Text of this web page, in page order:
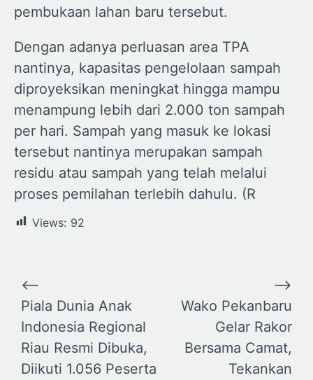
pembukaan lahan baru tersebut.
Dengan adanya perluasan area TPA
nantinya, kapasitas pengelolaan sampah
diproyeksikan meningkat hingga mampu
menampung lebih dari 2.000 ton sampah
per hari. Sampah yang masuk ke lokasi
tersebut nantinya merupakan sampah
residu atau sampah yang telah melalui
proses pemilahan terlebih dahulu. (R
Views: 92
Navigasi
pos
⟵
Piala Dunia Anak
Indonesia Regional
Riau Resmi Dibuka,
Diikuti 1.056 Peserta
Wako Pekanbaru
Gelar Rakor
Bersama Camat,
Tekankan
⟶